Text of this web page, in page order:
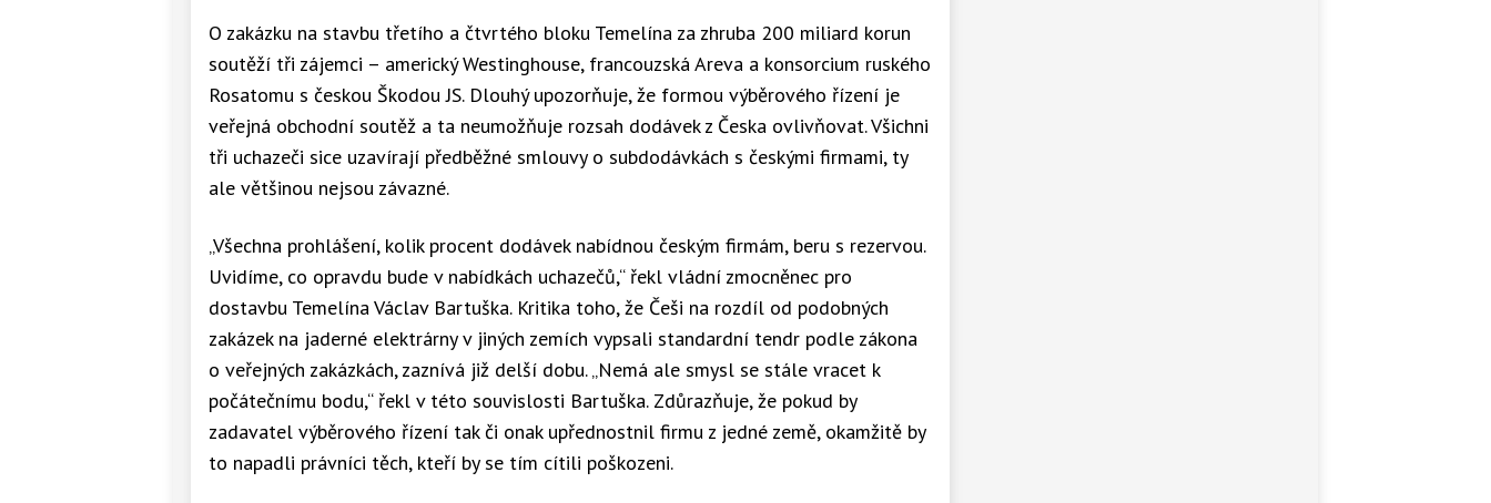
O zakázku na stavbu třetího a čtvrtého bloku Temelína za zhruba 200 miliard korun
soutěží tři zájemci – americký Westinghouse, francouzská Areva a konsorcium ruského
Rosatomu s českou Škodou JS. Dlouhý upozorňuje, že formou výběrového řízení je
veřejná obchodní soutěž a ta neumožňuje rozsah dodávek z Česka ovlivňovat. Všichni
tři uchazeči sice uzavírají předběžné smlouvy o subdodávkách s českými firmami, ty
ale většinou nejsou závazné.
„Všechna prohlášení, kolik procent dodávek nabídnou českým firmám, beru s rezervou.
Uvidíme, co opravdu bude v nabídkách uchazečů,“ řekl vládní zmocněnec pro
dostavbu Temelína Václav Bartuška. Kritika toho, že Češi na rozdíl od podobných
zakázek na jaderné elektrárny v jiných zemích vypsali standardní tendr podle zákona
o veřejných zakázkách, zaznívá již delší dobu. „Nemá ale smysl se stále vracet k
počátečnímu bodu,“ řekl v této souvislosti Bartuška. Zdůrazňuje, že pokud by
zadavatel výběrového řízení tak či onak upřednostnil firmu z jedné země, okamžitě by
to napadli právníci těch, kteří by se tím cítili poškozeni.